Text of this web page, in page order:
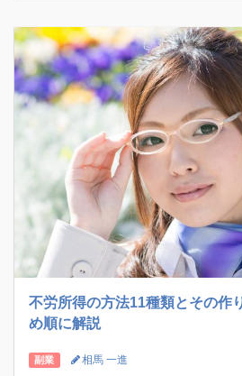
不労所得の方法11種類とその作
め順に解説
副業 相馬 一進